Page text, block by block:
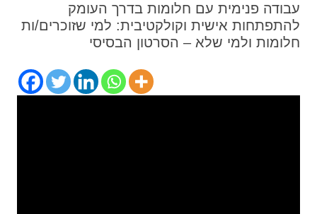
עבודה פנימית עם חלומות בדרך העומק
להתפתחות אישית וקולקטיבית: למי שזוכרים/ות
חלומות ולמי שלא – הסרטון הבסיסי